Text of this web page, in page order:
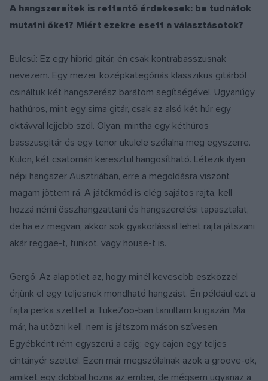
A hangszereitek is rettentő érdekesek: be tudnátok
mutatni őket? Miért ezekre esett a választásotok?
Bulcsú: Ez egy hibrid gitár, én csak kontrabasszusnak
nevezem. Egy mezei, középkategóriás klasszikus gitárból
csináltuk két hangszerész barátom segítségével. Ugyanúgy
hathúros, mint egy sima gitár, csak az alsó két húr egy
oktávval lejjebb szól. Olyan, mintha egy kéthúros
basszusgitár és egy tenor ukulele szólalna meg egyszerre.
Külön, két csatornán keresztül hangosítható. Létezik ilyen
népi hangszer Ausztriában, erre a megoldásra viszont
magam jöttem rá. A játékmód is elég sajátos rajta, kell
hozzá némi összhangzattani és hangszerelési tapasztalat,
de ha ez megvan, akkor sok gyakorlással lehet rajta játszani
akár reggae-t, funkot, vagy house-t is.
Gergő: Az alapötlet az, hogy minél kevesebb eszközzel
érjünk el egy teljesnek mondható hangzást. Én például ezt a
fajta perka szettet a TükeZoo-ban tanultam ki igazán. Ma
már, ha ütőzni kell, nem is játszom máson szívesen.
Egyébként rém egyszerű a cájg: egy cajon egy teljes
cintányér szettel. Ezen már megszólalnak azok a groove-ok,
amiket egy dobbal hozna az ember, de mégsem ugyanaz a